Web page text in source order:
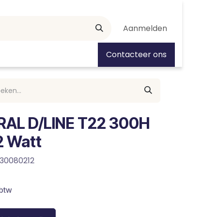
Aanmelden
Contacteer ons
D/LINE T22 300H
Watt